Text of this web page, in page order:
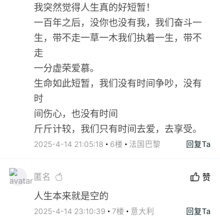
我突然觉得人生真的好短暂！
一百年之后，没你也没有我，我们奋斗一
生，带不走一草一木我们执着一生，带不
走
一分虚荣爱慕。
生命如此短暂，我们没有时间争吵，没有
时
间伤心，也没有时间
斤斤计较，我们只有时间去爱，去享受。
2025-4-14 21:05:18 6楼 法国巴黎 回复Ta
匿名 赞
人生本来就是空的
2025-4-14 23:10:39 7楼 意大利 回复Ta